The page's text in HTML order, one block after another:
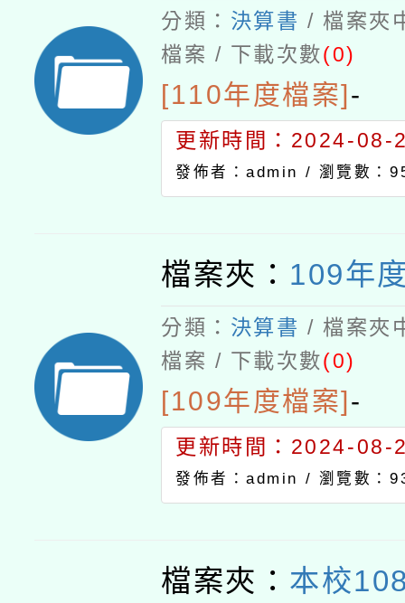
分類： 決算書 / 檔案夾
檔案 / 下載次數(0)
[110年度檔案]-
更新時間：2024-08-
發佈者：admin / 瀏覽數：
檔案夾： 109年
分類： 決算書 / 檔案夾
檔案 / 下載次數(0)
[109年度檔案]-
更新時間：2024-08-
發佈者：admin / 瀏覽數：
檔案夾： 本校